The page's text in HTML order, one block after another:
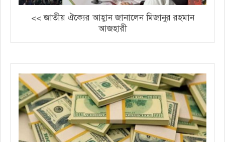
<< জাতীয় ঐক্যের আহ্বান জানালেন মিজানুর রহমান
আজহারী